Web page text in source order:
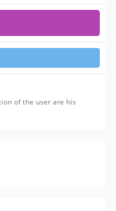
of the user are his